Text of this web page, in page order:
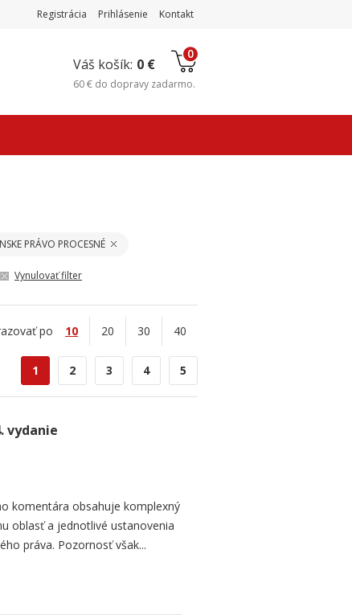
Registrácia Prihlásenie Kontakt
Váš košík: 0 €
0
60 € do dopravy zadarmo.
PRÁVO PROCESNÉ
Vynulovať filter
po 10 20 30 40
1 2 3 4 5
vydanie
komentára obsahuje komplexný
oblasť a jednotlivé ustanovenia
práva. Pozornosť však...